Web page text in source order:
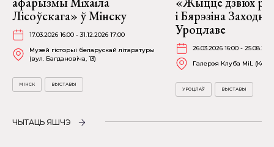
Лісоўскага» ў Мінску
17.03.2026 16:00 - 31.12.2026 17:00
Музей гісторыі беларускай літаратуры
(вул. Багдановіча, 13)
МІНСК ВЫСТАВЫ
і Бярэзіна
Уроцлаве
26.03.2026 16:00 -
Галерэя Клуба MiL
УРОЦЛАЎ ВЫСТАВЫ
ЧЫТАЦЬ ЯШЧЭ